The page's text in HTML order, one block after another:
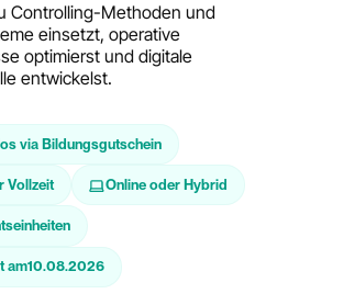
Controlling-Methoden und
einsetzt, operative
optimierst und digitale
entwickelst.
via Bildungsgutschein
Vollzeit Online oder Hybrid
am10.08.2026